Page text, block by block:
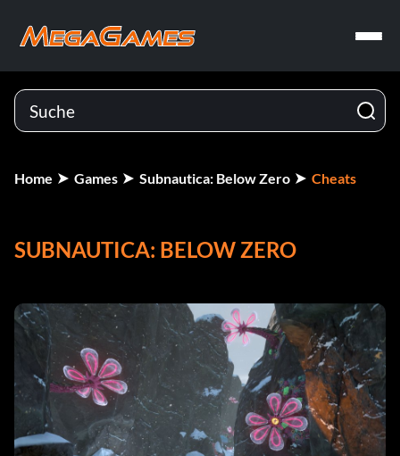
Home Games Subnautica: Below Zero Cheats
SUBNAUTICA: BELOW ZERO